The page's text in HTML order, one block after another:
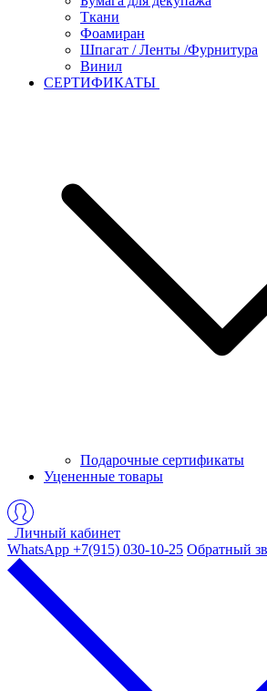
Ткани
Фоамиран
Шпагат / Ленты /Фурнитура
Винил
СЕРТИФИКАТЫ
Подарочные сертификаты
Уцененные товары
Личный кабинет
WhatsApp +7(915) 030-10-25 Обратный